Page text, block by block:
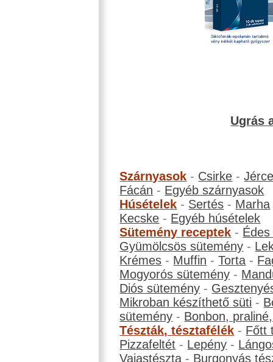
Ugrás
Szárnyasok - Csirke -
Fácán - Egyéb szárnyasok
Húsételek - Sertés - Marha
Kecske - Egyéb húsételek
Sütemény receptek -
Gyümölcsös sütemény -
Krémes - Muffin -Torta -
Mogyorós sütemény -
Diós sütemény -
Mikroban készíthető süti -
sütemény - Bonbon,
Tészták, tésztafélék - Főtt
Pizzafeltét - Lepény -
Vajastészta - Burgonyás